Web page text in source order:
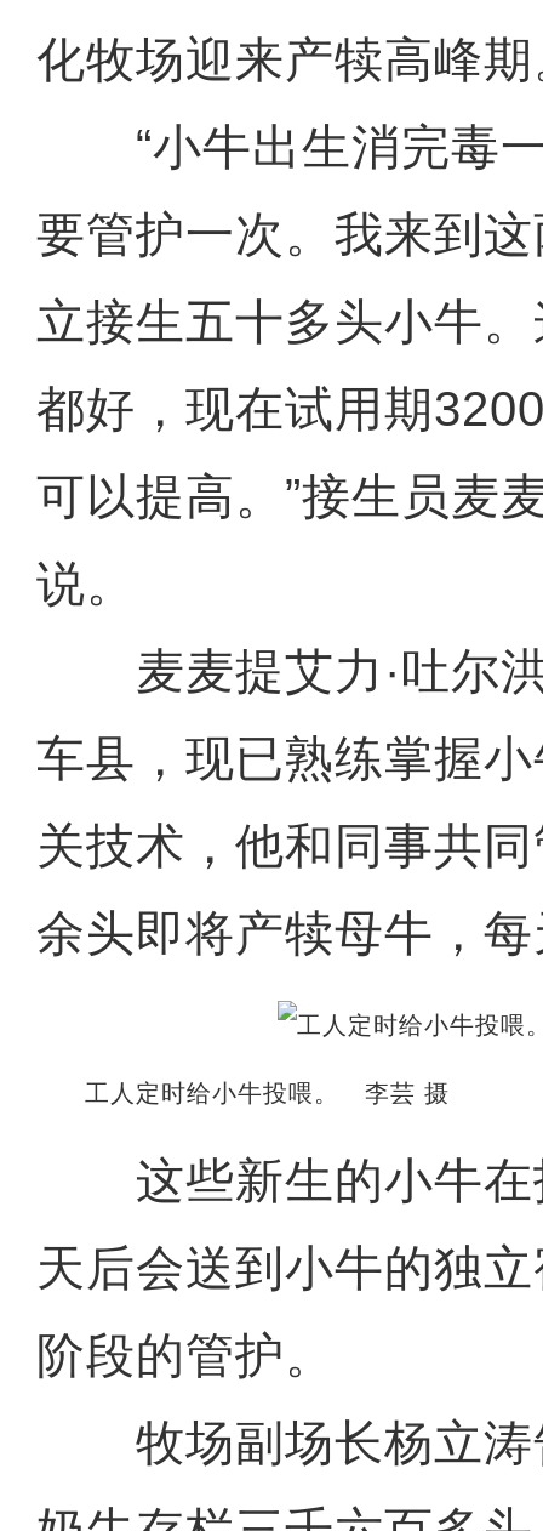
化牧场迎来产犊高峰
“小牛出生消完毒一
要管护一次。我来到
立接生五十多头小牛
都好，现在试用期
可以提高。”接生员麦
说。
麦麦提艾力·吐尔洪
车县，现已熟练掌握
关技术，他和同事共
余头即将产犊母牛，
工人定时给小牛投喂。 李芸 摄
这些新生的小牛在
天后会送到小牛的独
阶段的管护。
牧场副场长杨立涛